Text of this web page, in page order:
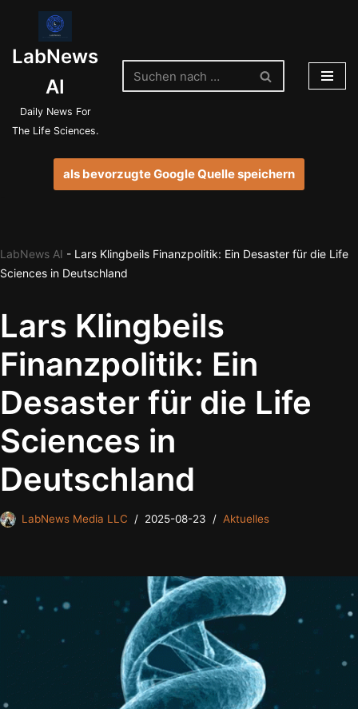
Inhalt
springen
LabNews
AI
Daily News For
The Life Sciences.
als bevorzugte Google Quelle speichern
LabNews AI - Lars Klingbeils Finanzpolitik: Ein Desaster für die Life
Sciences in Deutschland
Lars Klingbeils
Finanzpolitik: Ein
Desaster für die Life
Sciences in
Deutschland
LabNews Media LLC 2025-08-23 Aktuelles